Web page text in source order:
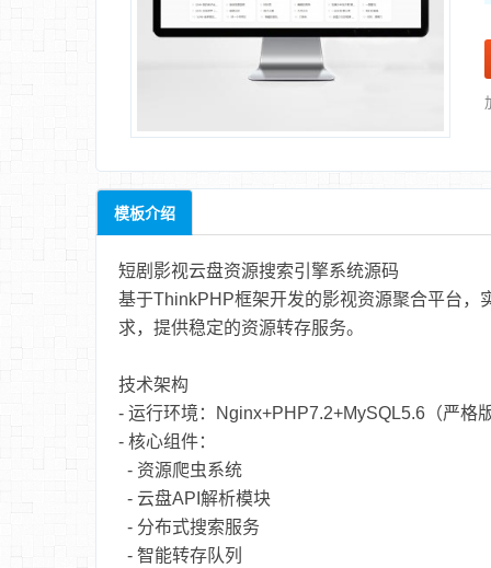
模板介绍
短剧影视云盘资源搜索引擎系统源码
基于ThinkPHP框架开发的影视资源聚合平台，
求，提供稳定的资源转存服务。
技术架构
- 运行环境：Nginx+PHP7.2+MySQL5.6（严格
- 核心组件：
- 资源爬虫系统
- 云盘API解析模块
- 分布式搜索服务
- 智能转存队列